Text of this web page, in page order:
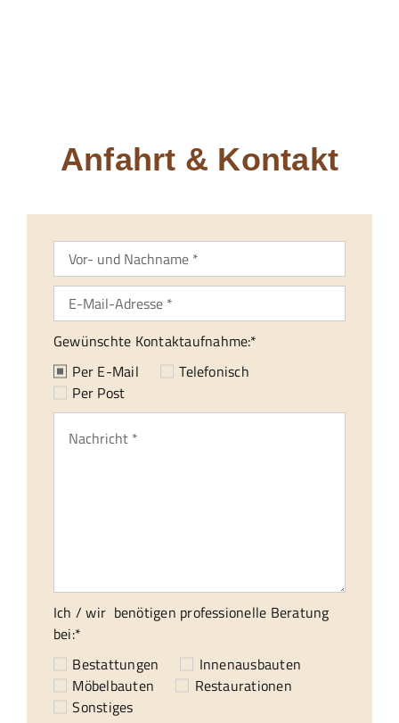
Anfahrt & Kontakt
Gewünschte Kontaktaufnahme:*
Per E-Mail
Telefonisch
Per Post
Ich / wir benötigen professionelle Beratung
bei:*
Bestattungen
Innenausbauten
Möbelbauten
Restaurationen
Sonstiges